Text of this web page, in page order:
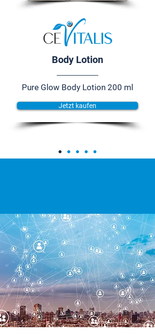
Body Lotion
Pure Glow Body Lotion 200 ml
Jetzt kaufen